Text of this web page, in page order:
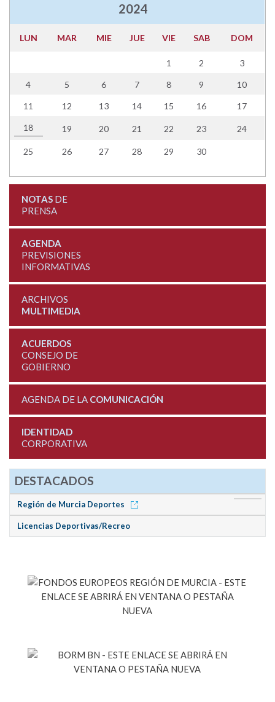
2024
LUN MAR MIE JUE VIE SAB DOM
1 2 3
4 5 6 7 8 9 10
11 12 13 14 15 16 17
18 19 20 21 22 23 24
25 26 27 28 29 30
NOTASDE
PRENSA
AGENDA
PREVISIONES
INFORMATIVAS
ARCHIVOS
MULTIMEDIA
ACUERDOS
CONSEJO DE
GOBIERNO
AGENDA DE LA COMUNICACIÓN
IDENTIDAD
CORPORATIVA
DESTACADOS
Región de Murcia Deportes
Licencias Deportivas/Recreo